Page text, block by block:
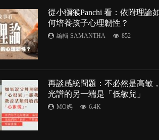
從小獼猴Panchi 看：依附理論
何培養孩子心理韌性？
編輯 SAMANTHA 852
再談感統問題：不必然是高敏，
光譜的另一端是「低敏兒」
MO媽 6.4K